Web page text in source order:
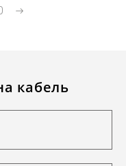
кабель